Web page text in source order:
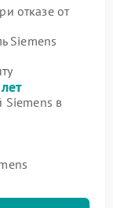
отказе от
Siemens
Siemens в